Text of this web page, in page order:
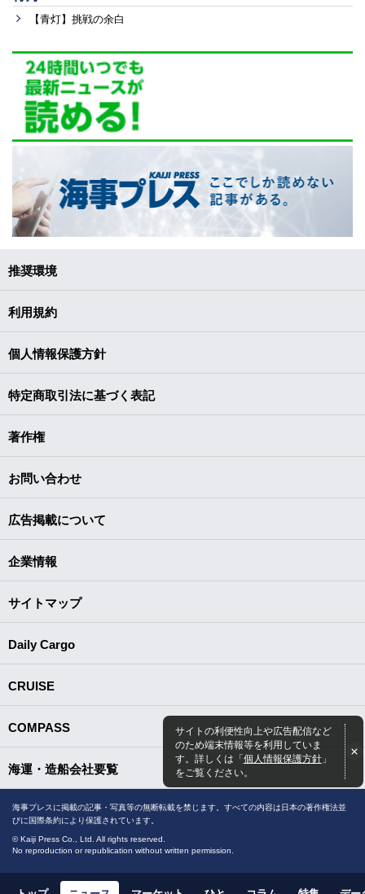
【青灯】挑戦の余白
サイトの利便性向上や広告配信など
のため端末情報等を利用していま
す。詳しくは「個人情報保護方針」
をご覧ください。
推奨環境
利用規約
個人情報保護方針
特定商取引法に基づく表記
著作権
お問い合わせ
広告掲載について
企業情報
サイトマップ
Daily Cargo
CRUISE
COMPASS
海運・造船会社要覧
海事プレスに掲載の記事・写真等の無断転載を禁じます。すべての内容は日本の著作権法並
びに国際条約により保護されています。
© Kaiji Press Co., Ltd. All rights reserved.
No reproduction or republication without written permission.